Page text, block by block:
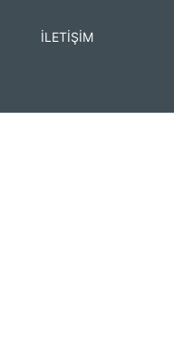
İLETİŞİM